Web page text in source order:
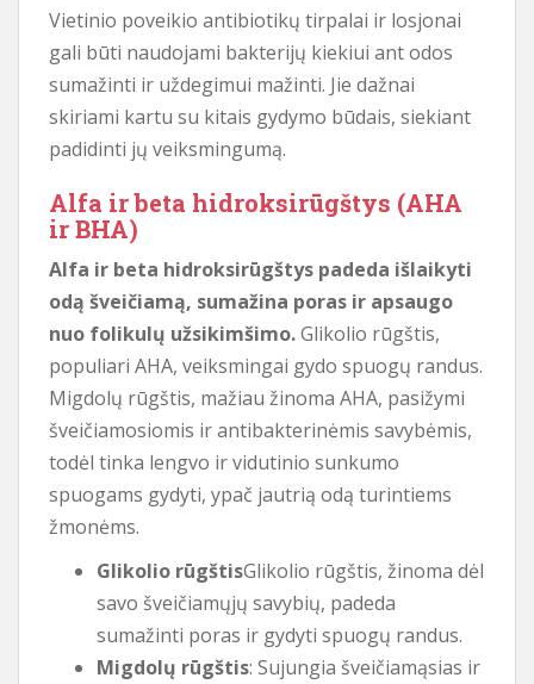
Vietinio poveikio antibiotikų tirpalai ir losjonai
gali būti naudojami bakterijų kiekiui ant odos
sumažinti ir uždegimui mažinti. Jie dažnai
skiriami kartu su kitais gydymo būdais, siekiant
padidinti jų veiksmingumą.
Alfa ir beta hidroksirūgštys (AHA
ir BHA)
Alfa ir beta hidroksirūgštys padeda išlaikyti
odą šveičiamą, sumažina poras ir apsaugo
nuo folikulų užsikimšimo.Glikolio rūgštis,
populiari AHA, veiksmingai gydo spuogų randus.
Migdolų rūgštis, mažiau žinoma AHA, pasižymi
šveičiamosiomis ir antibakterinėmis savybėmis,
todėl tinka lengvo ir vidutinio sunkumo
spuogams gydyti, ypač jautrią odą turintiems
žmonėms.
Glikolio rūgštisGlikolio rūgštis, žinoma dėl
savo šveičiamųjų savybių, padeda
sumažinti poras ir gydyti spuogų randus.
Migdolų rūgštis: Sujungia šveičiamąsias ir